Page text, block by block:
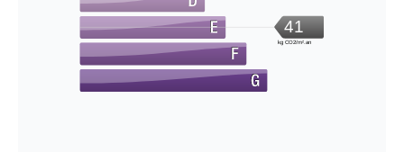
41
kg CO2/m².an